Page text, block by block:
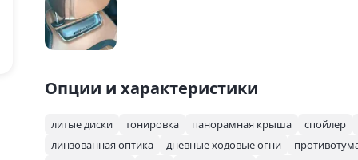
Опции и характеристики
литые диски тонировка панорамная крыша
спойлер
линзованная оптика
дневные ходовые огни